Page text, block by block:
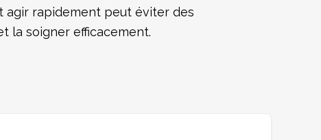
agir rapidement peut éviter des
la soigner efficacement.